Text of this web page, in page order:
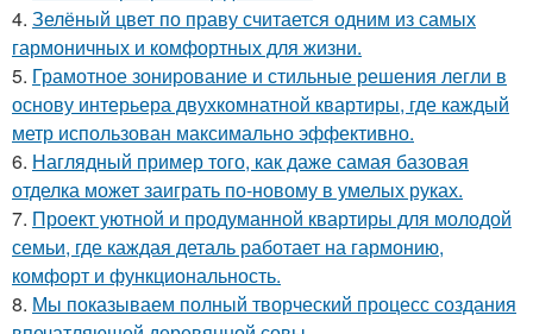
4. Зелёный цвет по праву считается одним из самых
гармоничных и комфортных для жизни.
5. Грамотное зонирование и стильные решения легли в
основу интерьера двухкомнатной квартиры, где каждый
метр использован максимально эффективно.
6. Наглядный пример того, как даже самая базовая
отделка может заиграть по-новому в умелых руках.
7. Проект уютной и продуманной квартиры для молодой
семьи, где каждая деталь работает на гармонию,
комфорт и функциональность.
8. Мы показываем полный творческий процесс создания